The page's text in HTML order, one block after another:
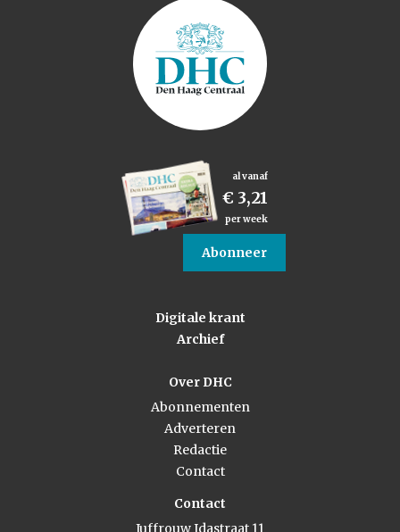
al vanaf
€ 3,21
per week
Abonneer
Digitale krant
Archief
Over DHC
Abonnementen
Adverteren
Redactie
Contact
Contact
Juffrouw Idastraat 11